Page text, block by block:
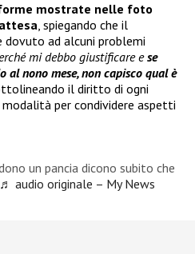
mostrate nelle foto
, spiegando che il
dovuto ad alcuni problemi
mi debbo giustificare ese
al nono mese, non capisco qual è
il diritto di ogni
per condividere aspetti
un pancia dicono subito che
♬ audio originale – My News